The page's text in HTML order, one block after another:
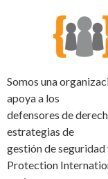
Somos una
apoya a los
defensores de
estrategias de
gestión de seguridad
Protection